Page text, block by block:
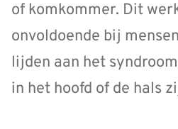
of komkommer. Dit
onvoldoende bij
lijden aan het
in het hoofd of de hals